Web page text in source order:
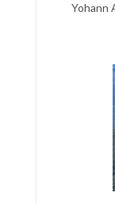
Yohann